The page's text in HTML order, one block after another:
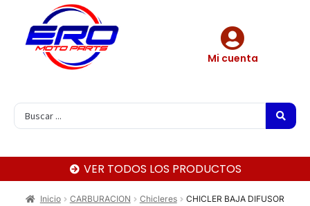
Mi cuenta
VER TODOS LOS PRODUCTOS
Inicio CARBURACION Chicleres
CHICLER BAJA DIFUSOR